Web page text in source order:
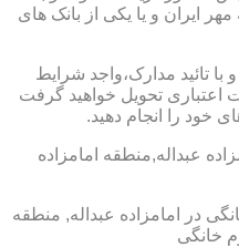
ایران و یا یکی از بانک های
تائید مدارک،واجد شرایط
اعتباری تحویل خواهید گرفت
خود را انجام دهید.
عبداله,منطقه امامزاده
در امامزاده عبداله, منطقه
خانگی